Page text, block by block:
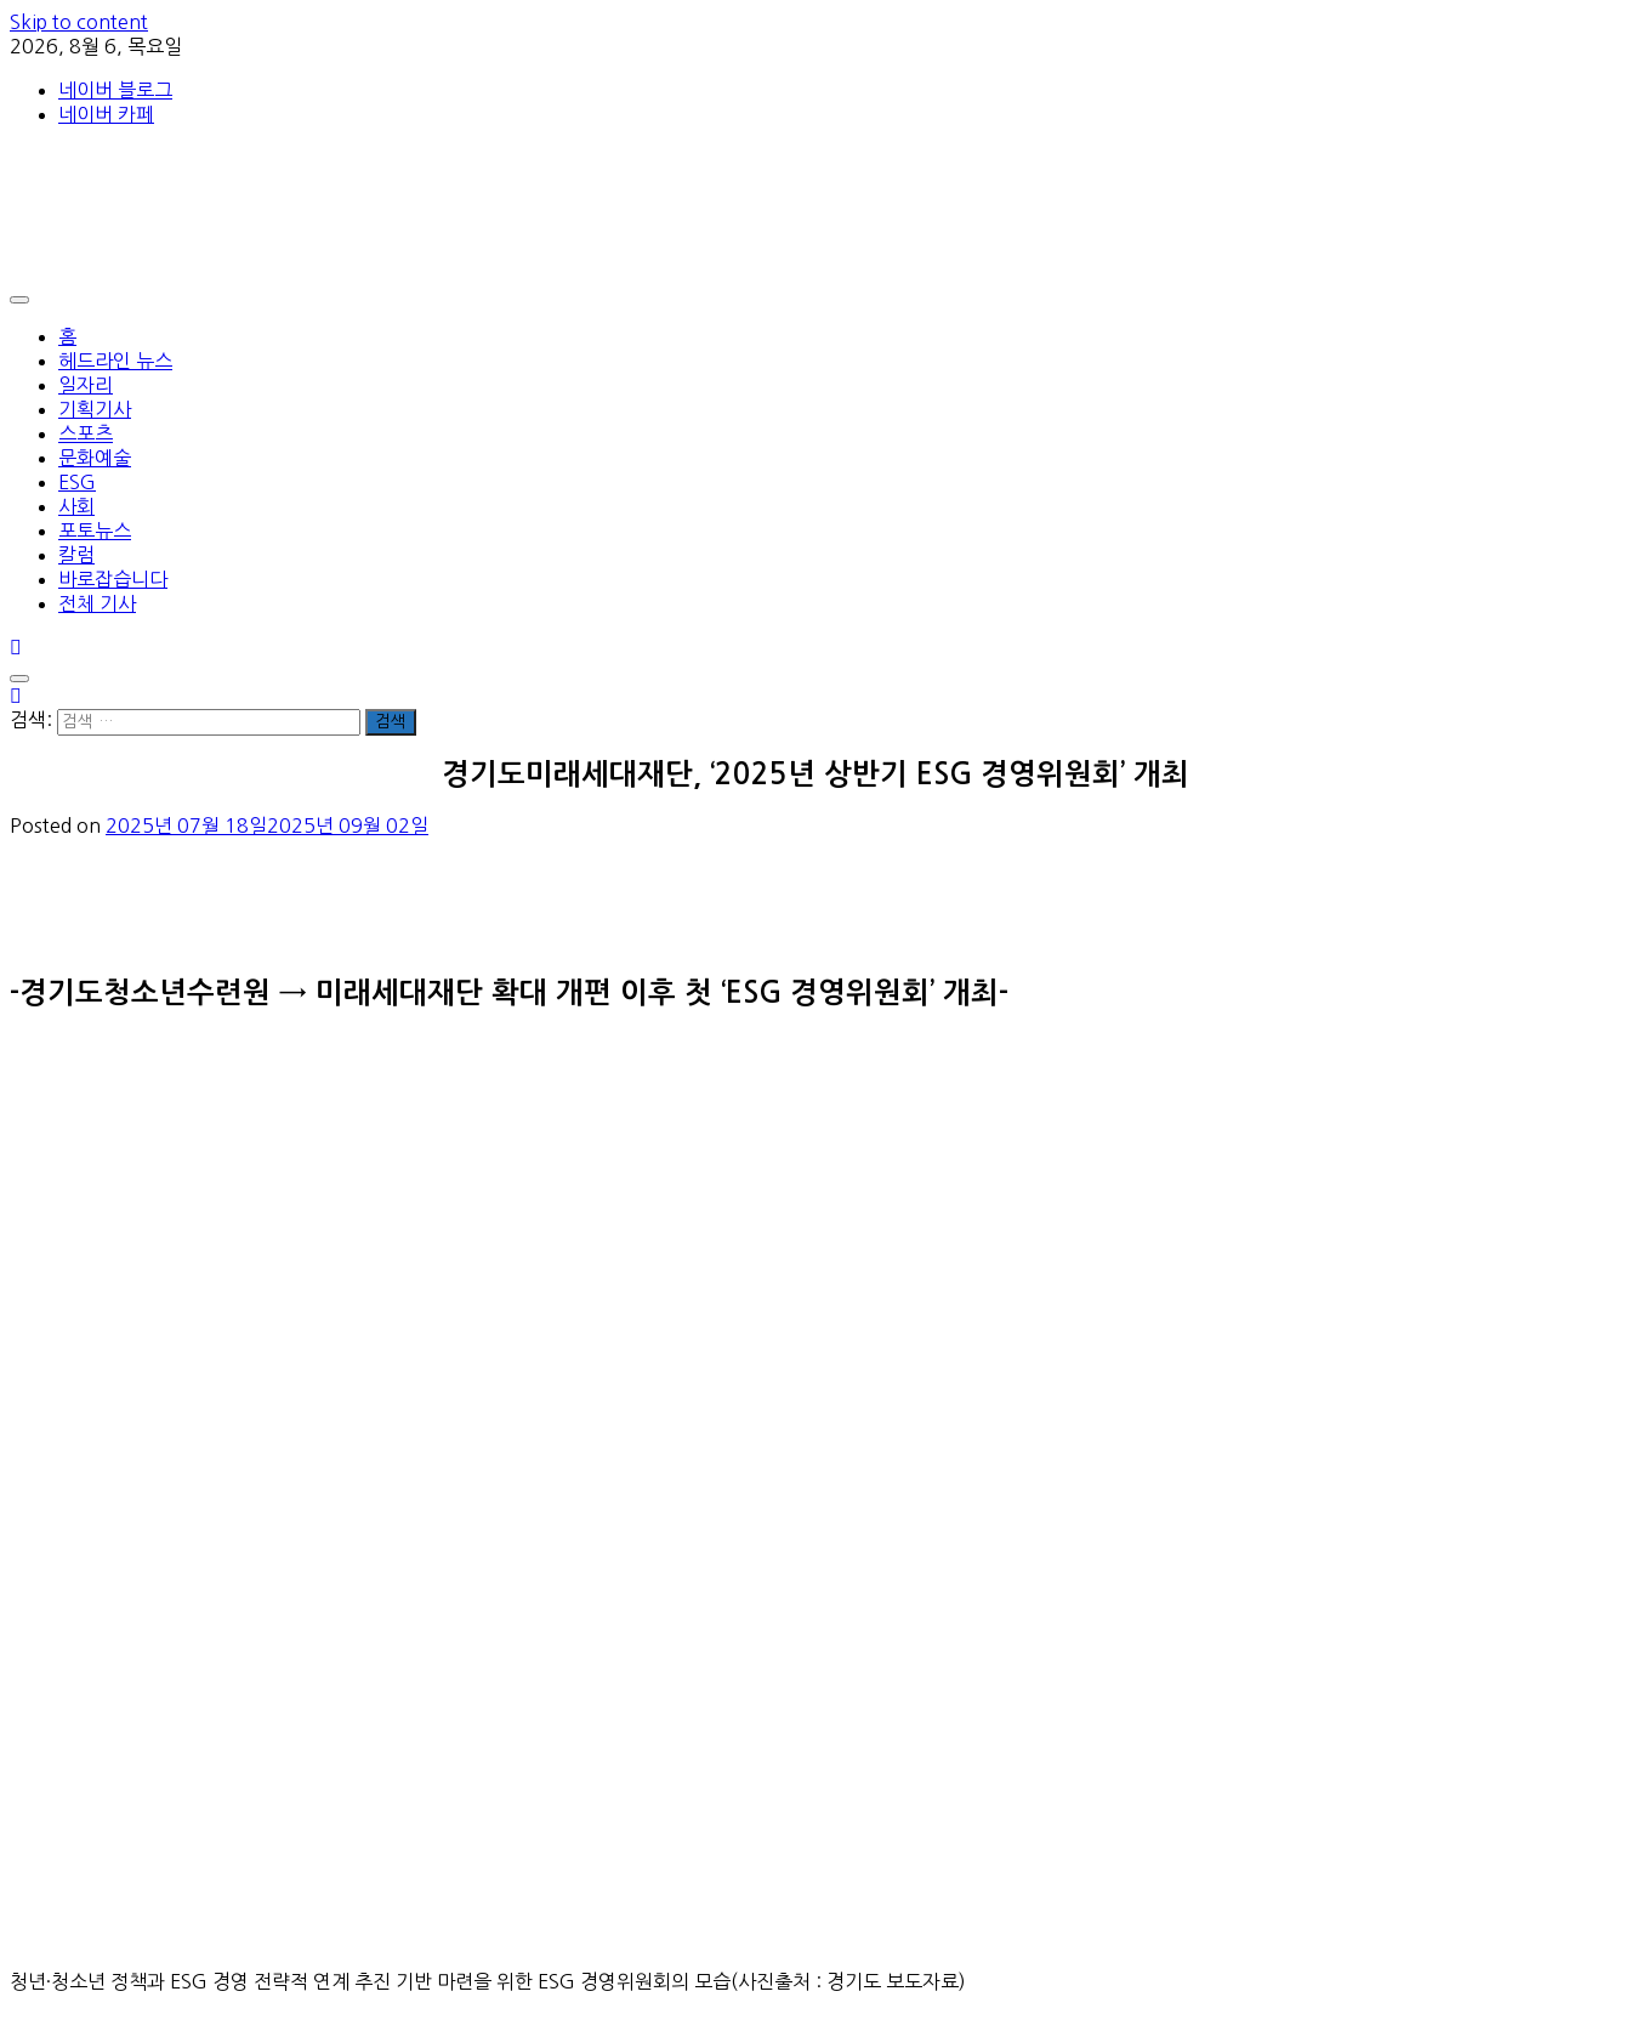
Skip to content
2026, 8월 6, 목요일
네이버 블로그
네이버 카페
홈
헤드라인 뉴스
일자리
기획기사
스포츠
문화예술
ESG
사회
포토뉴스
칼럼
바로잡습니다
전체 기사
검색:
경기도미래세대재단, ‘2025년 상반기 ESG 경영위원회’ 개최
Posted on 2025년 07월 18일2025년 09월 02일
-경기도청소년수련원 → 미래세대재단 확대 개편 이후 첫 ‘ESG 경영위원회’ 개최-
청년·청소년 정책과 ESG 경영 전략적 연계 추진 기반 마련을 위한 ESG 경영위원회의 모습(사진출처 : 경기도 보도자료)